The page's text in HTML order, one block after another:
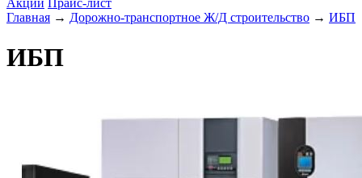
Акции Прайс-лист
Главная → Дорожно-транспортное Ж/Д строительство → ИБП
ИБП